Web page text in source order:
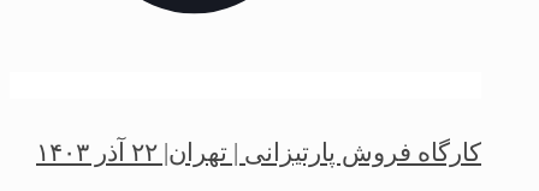
کارگاه فروش پارتیزانی | تهران| ۲۲ آذر ۱۴۰۳